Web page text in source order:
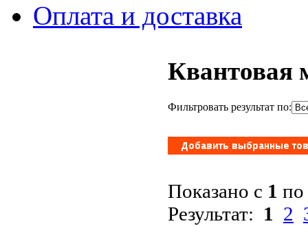
Оплата и доставка
Квантовая
Фильтровать результат по:
Показано с 1 по
Результат: 1 2